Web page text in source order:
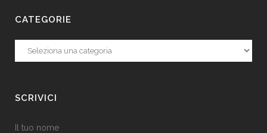
CATEGORIE
Categorie
SCRIVICI
Il tuo nome